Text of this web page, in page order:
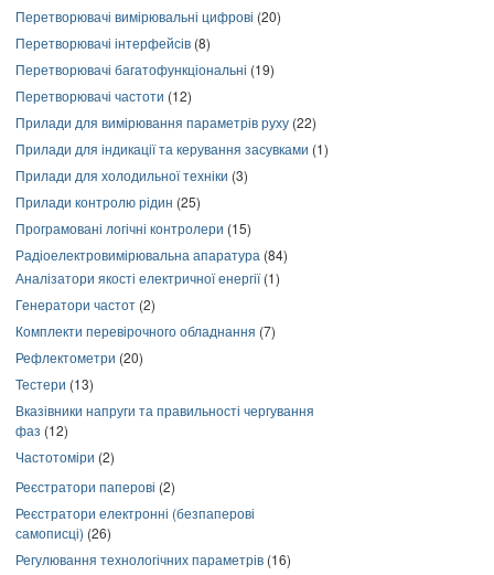
Перетворювачі вимірювальні цифрові (20)
Перетворювачі інтерфейсів (8)
Перетворювачі багатофункціональні (19)
Перетворювачі частоти (12)
Прилади для вимірювання параметрів руху (22)
Прилади для індикації та керування засувками (1)
Прилади для холодильної техніки (3)
Прилади контролю рідин (25)
Програмовані логічні контролери (15)
Радіоелектровимірювальна апаратура (84)
Аналізатори якості електричної енергії(1)
Генератори частот (2)
Комплекти перевірочного обладнання (7)
Рефлектометри (20)
Тестери (13)
Вказівники напруги та правильності чергування
фаз (12)
Частотоміри (2)
Реєстратори паперові (2)
Реєстратори електронні (безпаперові
самописці) (26)
Регулювання технологічних параметрів (16)